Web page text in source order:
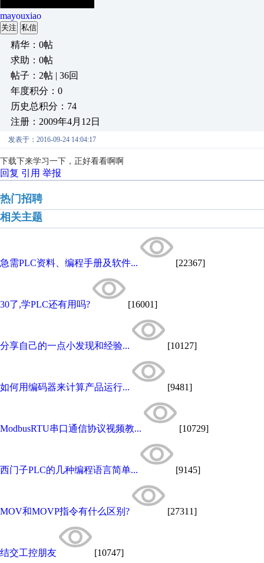
mayouxiao
关注 私信
精华：0帖
求助：0帖
帖子：2帖 | 36回
年度积分：0
历史总积分：74
注册：2009年4月12日
发表于：2016-09-24 14:04:17
下载下来学习一下，正好看看啊啊
回复 引用 举报
热门招聘
相关主题
急需PLC资料、编程手册及软件... [22367]
30了,学PLC还有用吗? [16001]
分享自己的一点小发现和经验... [10127]
如何用编码器来计算产品运行... [9481]
ModbusRTU串口通信协议视频教... [10729]
西门子PLC的几种编程语言简单... [9145]
MOV和MOVP指令有什么区别? [27311]
结交工控朋友 [10747]